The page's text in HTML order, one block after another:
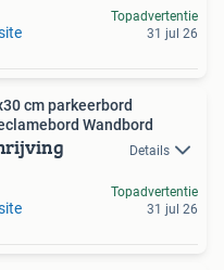
Topadvertentie
31 jul 26
cm parkeerbord
Wandbord
Details
Topadvertentie
31 jul 26